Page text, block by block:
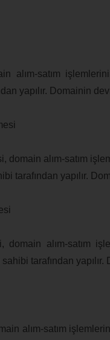
alım-satım
yapılır. Domainin
domain alım-satım
tarafından yapılır.
domain alım-satım
tarafından
alım-satım